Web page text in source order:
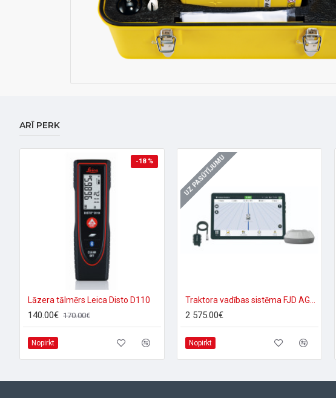
ARĪ PERK
-18 %
Lāzera tālmērs Leica Disto D110
140.00€ 170.00€
Nopirkt
UZ PASŪTĪJUMU
2 575.00€
Nopirkt